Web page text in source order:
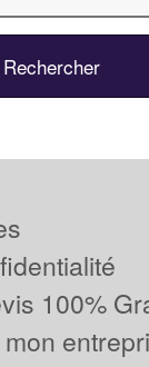
100%